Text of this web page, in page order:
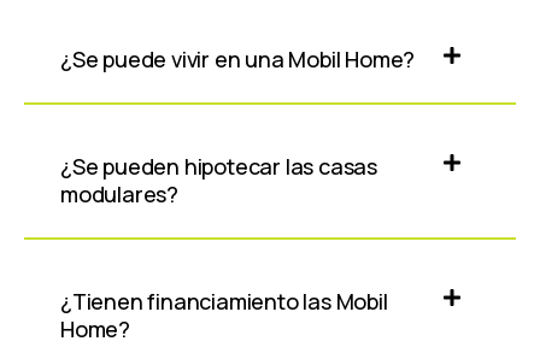
¿Se puede vivir en una Mobil Home?
¿Se pueden hipotecar las casas
modulares?
¿Tienen financiamiento las Mobil
Home?